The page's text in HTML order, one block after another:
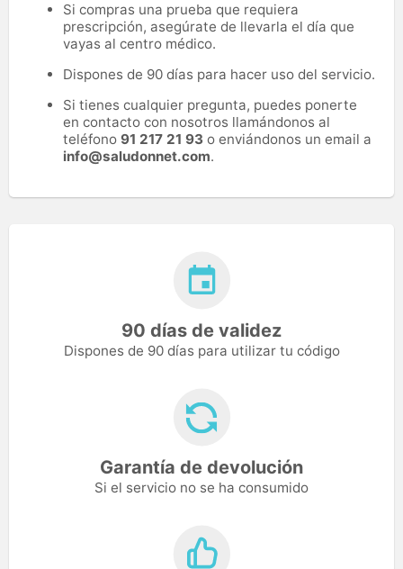
Si compras una prueba que requiera
prescripción, asegúrate de llevarla el día que
vayas al centro médico.
Dispones de 90 días para hacer uso del servicio.
Si tienes cualquier pregunta, puedes ponerte
en contacto con nosotros llamándonos al
teléfono 91 217 21 93 o enviándonos un email a
info@saludonnet.com.
90 días de validez
Dispones de 90 días para utilizar tu código
Garantía de devolución
Si el servicio no se ha consumido